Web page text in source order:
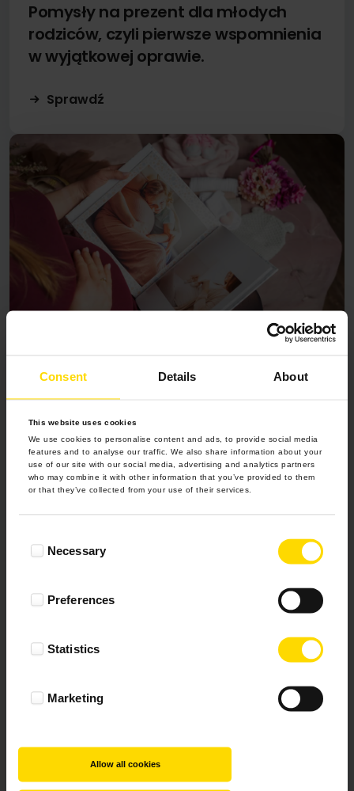
Consent Details About
This website uses cookies
We use cookies to personalise content and ads, to provide social media
features and to analyse our traffic. We also share information about your
use of our site with our social media, advertising and analytics partners
who may combine it with other information that you’ve provided to them
or that they’ve collected from your use of their services.
SelectionNecessary
Preferences
Statistics
Marketing
Allow all cookies
Pomysły na prezent dla młodych
rodziców, czyli pierwsze wspomnienia
w wyjątkowej oprawie.
Sprawdź
Prezenty na baby shower: dla
dziewczynki!
Sprawdź
#FOTOPREZENTNABABYSHOWER